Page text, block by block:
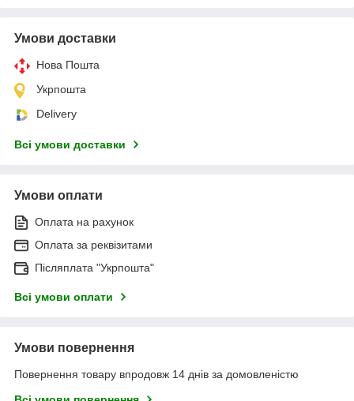
Умови доставки
Нова Пошта
Укрпошта
Delivery
Всі умови доставки
Умови оплати
Оплата на рахунок
Оплата за реквізитами
Післяплата "Укрпошта"
Всі умови оплати
Умови повернення
Повернення товару впродовж 14 днів за домовленістю